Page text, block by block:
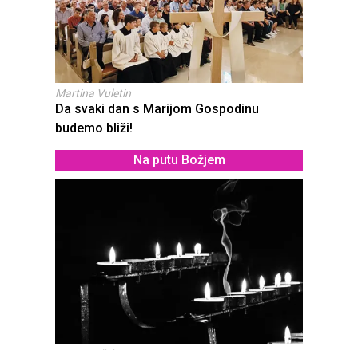
Martina Vuletin
Da svaki dan s Marijom Gospodinu
budemo bliži!
Na putu Božjem